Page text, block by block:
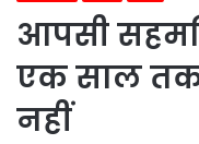
आपसी
एक साल
नहीं